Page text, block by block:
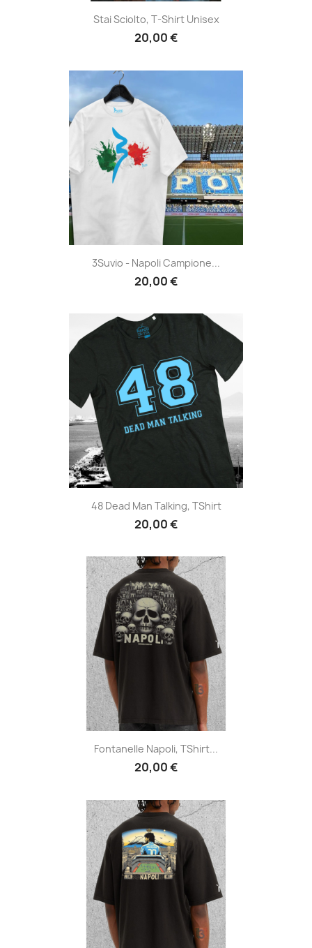
Stai Sciolto, T-Shirt Unisex
20,00 €
3Suvio - Napoli Campione...
20,00 €
48 Dead Man Talking, TShirt
20,00 €
Fontanelle Napoli, TShirt...
20,00 €